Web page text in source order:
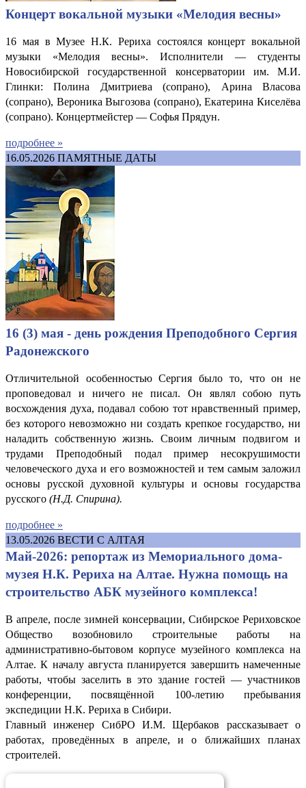
Концерт вокальной музыки «Мелодия весны»
16 мая в Музее Н.К. Рериха состоялся концерт вокальной
музыки «Мелодия весны». Исполнители — студенты
Новосибирской государственной консерватории им. М.И.
Глинки: Полина Дмитриева (сопрано), Арина Власова
(сопрано), Вероника Выгозова (сопрано), Екатерина Киселёва
(сопрано). Концертмейстер — Софья Прядун.
подробнее »
16.05.2026 ПАМЯТНЫЕ ДАТЫ
16 (3) мая - день рождения Преподобного Сергия
Радонежского
Отличительной особенностью Сергия было то, что он не
проповедовал и ничего не писал. Он являл собою путь
восхождения духа, подавал собою тот нравственный пример,
без которого невозможно ни создать крепкое государство, ни
наладить собственную жизнь. Своим личным подвигом и
трудами Преподобный подал пример несокрушимости
человеческого духа и его возможностей и тем самым заложил
основы русской духовной культуры и основы государства
русского (Н.Д. Спирина).
подробнее »
13.05.2026 ВЕСТИ С АЛТАЯ
Май-2026: репортаж из Мемориального дома-
музея Н.К. Рериха на Алтае. Нужна помощь на
строительство АБК музейного комплекса!
В апреле, после зимней консервации, Сибирское Рериховское
Общество возобновило строительные работы на
административно-бытовом корпусе музейного комплекса на
Алтае. К началу августа планируется завершить намеченные
работы, чтобы заселить в это здание гостей — участников
конференции, посвящённой 100-летию пребывания
экспедиции Н.К. Рериха в Сибири.
Главный инженер СибРО И.М. Щербаков рассказывает о
работах, проведённых в апреле, и о ближайших планах
строителей.